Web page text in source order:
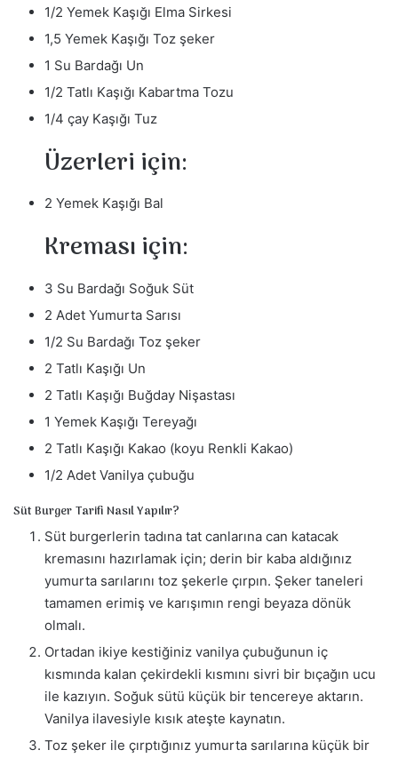
1/2 Yemek Kaşığı Elma Sirkesi
1,5 Yemek Kaşığı Toz şeker
1 Su Bardağı Un
1/2 Tatlı Kaşığı Kabartma Tozu
1/4 çay Kaşığı Tuz
Üzerleri için:
2 Yemek Kaşığı Bal
Kreması için:
3 Su Bardağı Soğuk Süt
2 Adet Yumurta Sarısı
1/2 Su Bardağı Toz şeker
2 Tatlı Kaşığı Un
2 Tatlı Kaşığı Buğday Nişastası
1 Yemek Kaşığı Tereyağı
2 Tatlı Kaşığı Kakao (koyu Renkli Kakao)
1/2 Adet Vanilya çubuğu
Süt Burger Tarifi Nasıl Yapılır?
Süt burgerlerin tadına tat canlarına can katacak
kremasını hazırlamak için; derin bir kaba aldığınız
yumurta sarılarını toz şekerle çırpın. Şeker taneleri
tamamen erimiş ve karışımın rengi beyaza dönük
olmalı.
Ortadan ikiye kestiğiniz vanilya çubuğunun iç
kısmında kalan çekirdekli kısmını sivri bir bıçağın ucu
ile kazıyın. Soğuk sütü küçük bir tencereye aktarın.
Vanilya ilavesiyle kısık ateşte kaynatın.
Toz şeker ile çırptığınız yumurta sarılarına küçük bir